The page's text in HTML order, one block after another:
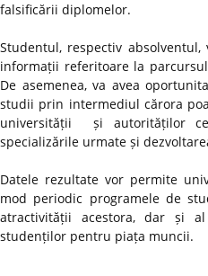
falsificării diplomelor.
Studentul, respectiv
informații referitoare la
De asemenea, va avea
studii prin intermediul cărora
universității și autorităților
specializările urmate și
Datele rezultate vor permite
mod periodic programele de
atractivității acestora, dar și
studenților pentru piața muncii.